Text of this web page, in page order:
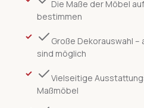
Die Maße der Möbel
bestimmen
Große Dekorauswahl
sind möglich
Vielseitige
Maßmöbel